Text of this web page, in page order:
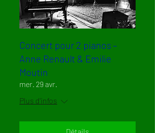
Concert pour 2 pianos –
Anne Renault & Emilie
Moutin
mer. 29 avr.
Plus d'infos